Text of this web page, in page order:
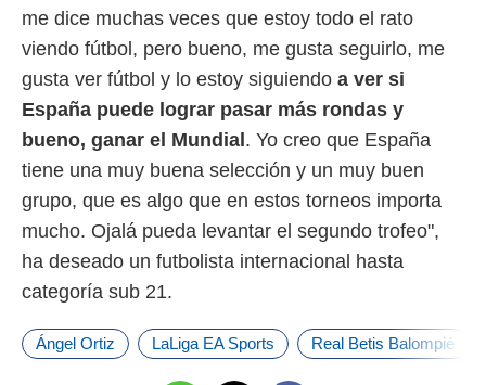
me dice muchas veces que estoy todo el rato
viendo fútbol, pero bueno, me gusta seguirlo, me
gusta ver fútbol y lo estoy siguiendo a ver si
España puede lograr pasar más rondas y
bueno, ganar el Mundial. Yo creo que España
tiene una muy buena selección y un muy buen
grupo, que es algo que en estos torneos importa
mucho. Ojalá pueda levantar el segundo trofeo",
ha deseado un futbolista internacional hasta
categoría sub 21.
Ángel Ortiz LaLiga EA Sports Real Betis Balompié